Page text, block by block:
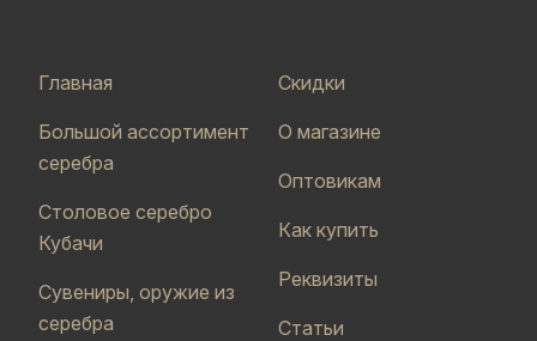
Главная
Большой ассортимент
серебра
Столовое серебро
Кубачи
Сувениры, оружие из
серебра
Скидки
О магазине
Оптовикам
Как купить
Реквизиты
Статьи